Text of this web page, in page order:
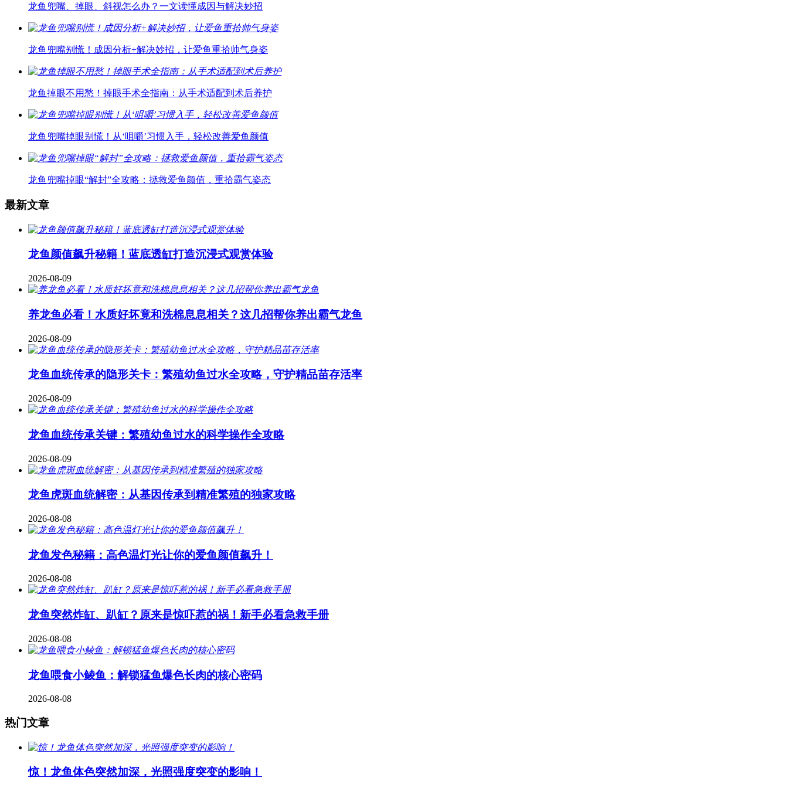
龙鱼兜嘴、掉眼、斜视怎么办？一文读懂成因与解决妙招
龙鱼兜嘴别慌！成因分析+解决妙招，让爱鱼重拾帅气身姿
龙鱼掉眼不用愁！掉眼手术全指南：从手术适配到术后养护
龙鱼兜嘴掉眼别慌！从‘咀嚼’习惯入手，轻松改善爱鱼颜值
龙鱼兜嘴掉眼“解封”全攻略：拯救爱鱼颜值，重拾霸气姿态
最新文章
龙鱼颜值飙升秘籍！蓝底透缸打造沉浸式观赏体验
2026-08-09
养龙鱼必看！水质好坏竟和洗棉息息相关？这几招帮你养出霸气龙鱼
2026-08-09
龙鱼血统传承的隐形关卡：繁殖幼鱼过水全攻略，守护精品苗存活率
2026-08-09
龙鱼血统传承关键：繁殖幼鱼过水的科学操作全攻略
2026-08-09
龙鱼虎斑血统解密：从基因传承到精准繁殖的独家攻略
2026-08-08
龙鱼发色秘籍：高色温灯光让你的爱鱼颜值飙升！
2026-08-08
龙鱼突然炸缸、趴缸？原来是惊吓惹的祸！新手必看急救手册
2026-08-08
龙鱼喂食小鲮鱼：解锁猛鱼爆色长肉的核心密码
2026-08-08
热门文章
惊！龙鱼体色突然加深，光照强度突变的影响！